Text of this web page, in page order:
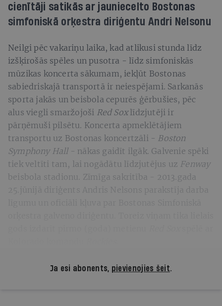
cienītāji satikās ar jauniecelto Bostonas
simfoniskā orķestra diriģentu Andri Nelsonu
Neilgi pēc vakariņu laika, kad atlikusi stunda līdz
izšķirošās spēles un pusotra - līdz simfoniskās
mūzikas koncerta sākumam, iekļūt Bostonas
sabiedriskajā transportā ir neiespējami. Sarkanās
sporta jakās un beisbola cepurēs ģērbušies, pēc
alus viegli smaržojoši Red Soxlīdzjutēji ir
pārņēmuši pilsētu. Koncerta apmeklētājiem
transportu uz Bostonas koncertzāli - Boston
Symphony Hall- nākas gaidīt ilgāk. Galvenie spēki
tiek veltīti tam, lai nogādātu līdzjutējus uz Fenway
beisbola stadionu. Zīmīga sakritība - 2013.gada
25.jūnijā diriģents Andris Nelsons parakstīja darba
Ja esi abonents, pievienojies šeit.